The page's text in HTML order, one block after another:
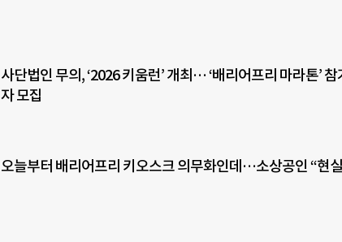
사단법인 무의, ‘2026 키움런’ 개최… ‘배리어프리 마라톤’
자 모집
오늘부터 배리어프리 키오스크 의무화인데…소상공인 “현